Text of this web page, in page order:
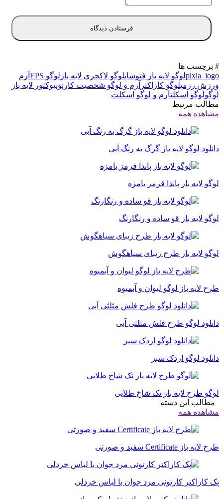
# برچسب ها
pixia_logoلوگو لایه باز فتوشاپلوگو لاکچری لایه باز لوگو EPS
آرم
ورزش رزمیلوگو کاراکتر آرم و لوگو شخصیت کارتونیوکتور لایه باز
لوگولوگو اسکلتآرم و لوگو اسکلت
مطالب مرتبط
مشاهده همه
دانلود لوگو لایه باز گرگ به رنگ آبی
لوگو لایه باز پاندا قرمز بامزه
لوگو لایه باز قو ساده و رنگارنگ
لوگو لایه باز طرح زیبای سیاهگوش
طرح لایه باز لوگو لیوان و آبمیوه
دانلود لوگو طرح فلش مثلثی آبی
دانلود لوگو اردک سبز
لوگو طرح لایه باز تک شاخ طلایی
مطالب این دسته
مشاهده همه
طرح لایه باز Certificate سفید و صورتی
پک کاراکتر کارتونی مرد جوان با لباس خردلی